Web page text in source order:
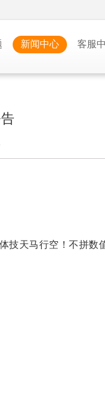
新闻中心 客服
技天马行空！不拼数